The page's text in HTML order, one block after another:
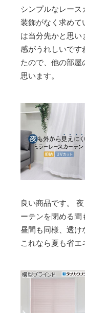
シンプルなレース
装飾がなく求めて
は当分先かと思
感がうれしいです
たので、他の部屋
思います。
良い商品です。
ーテンを閉める間
昼間も同様、透け
これなら夏も省エ